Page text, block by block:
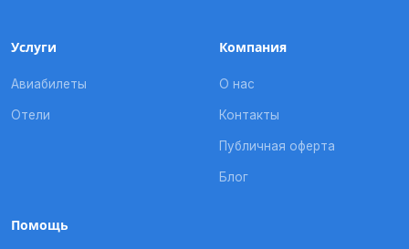
Услуги
Авиабилеты
Отели
Компания
О нас
Контакты
Публичная оферта
Блог
Помощь